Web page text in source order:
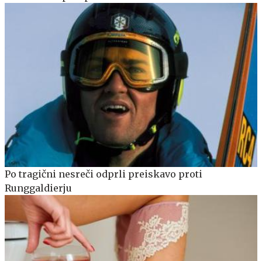
Po tragični nesreči odprli preiskavo proti
Runggaldierju